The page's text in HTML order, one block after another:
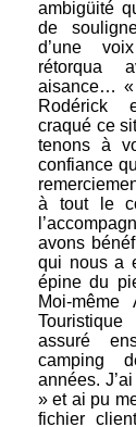
ambigüité
de
d’une
rétorqua
aisance… «
Rodérick
craqué ce
tenons à
confiance
à tout le
avons
qui nous a
épine du
Moi-même
assuré
camping
années.
» et ai pu
fichier